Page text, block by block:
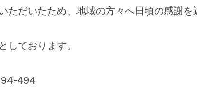
ただいたため、地域の方々へ日頃の感謝
しております。
494